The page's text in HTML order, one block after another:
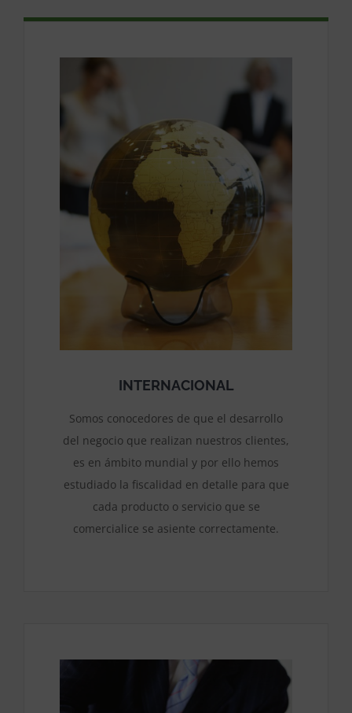
INTERNACIONAL
Somos conocedores de que el desarrollo
del negocio que realizan nuestros clientes,
es en ámbito mundial y por ello hemos
estudiado la fiscalidad en detalle para que
cada producto o servicio que se
comercialice se asiente correctamente.